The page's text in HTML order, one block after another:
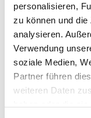
personalisieren,
zu können und
analysieren.
Verwendung
soziale Medien,
Partner führen
weiteren Daten